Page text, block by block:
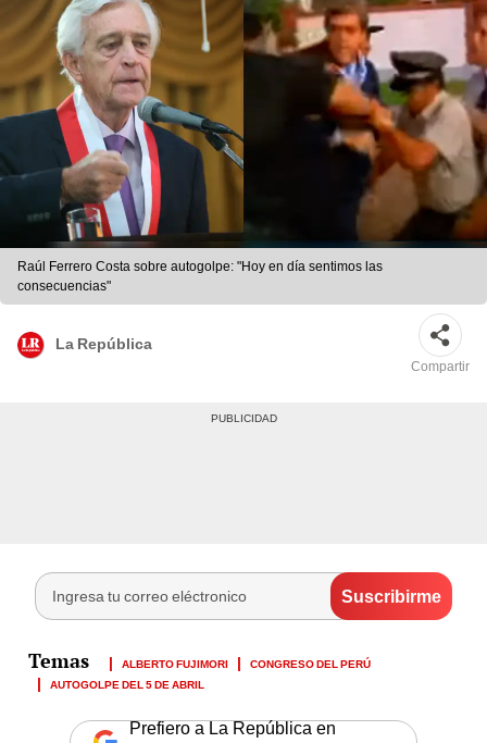
Raúl Ferrero Costa sobre autogolpe: "Hoy en día sentimos las
consecuencias"
La República
Compartir
ALBERTO FUJIMORI
CONGRESO DEL PERÚ
AUTOGOLPE DEL 5 DE ABRIL
Prefiero a La República en